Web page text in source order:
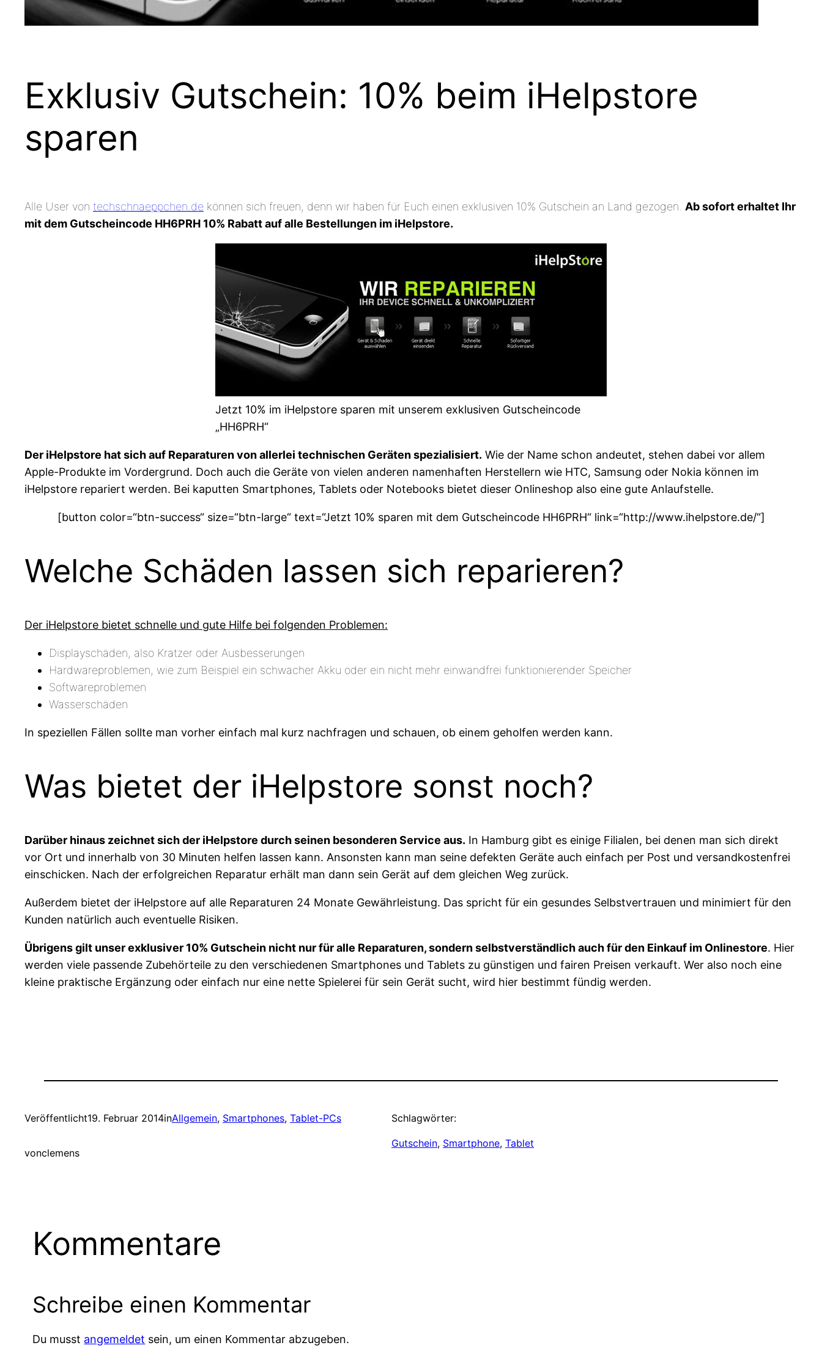
Exklusiv Gutschein: 10% beim iHelpstore
sparen
Alle User von techschnaeppchen.de können sich freuen, denn wir haben für Euch einen exklusiven 10% Gutschein an Land gezogen. Ab sofort erhaltet Ihr
mit dem Gutscheincode HH6PRH 10% Rabatt auf alle Bestellungen im iHelpstore.
Jetzt 10% im iHelpstore sparen mit unserem exklusiven Gutscheincode
„HH6PRH“
Der iHelpstore hat sich auf Reparaturen von allerlei technischen Geräten spezialisiert. Wie der Name schon andeutet, stehen dabei vor allem
Apple-Produkte im Vordergrund. Doch auch die Geräte von vielen anderen namenhaften Herstellern wie HTC, Samsung oder Nokia können im
iHelpstore repariert werden. Bei kaputten Smartphones, Tablets oder Notebooks bietet dieser Onlineshop also eine gute Anlaufstelle.
[button color=“btn-success“ size=“btn-large“ text=“Jetzt 10% sparen mit dem Gutscheincode HH6PRH“ link=“http://www.ihelpstore.de/“]
Welche Schäden lassen sich reparieren?
Der iHelpstore bietet schnelle und gute Hilfe bei folgenden Problemen:
Displayschäden, also Kratzer oder Ausbesserungen
Hardwareproblemen, wie zum Beispiel ein schwacher Akku oder ein nicht mehr einwandfrei funktionierender Speicher
Softwareproblemen
Wasserschäden
In speziellen Fällen sollte man vorher einfach mal kurz nachfragen und schauen, ob einem geholfen werden kann.
Was bietet der iHelpstore sonst noch?
Darüber hinaus zeichnet sich der iHelpstore durch seinen besonderen Service aus. In Hamburg gibt es einige Filialen, bei denen man sich direkt
vor Ort und innerhalb von 30 Minuten helfen lassen kann. Ansonsten kann man seine defekten Geräte auch einfach per Post und versandkostenfrei
einschicken. Nach der erfolgreichen Reparatur erhält man dann sein Gerät auf dem gleichen Weg zurück.
Außerdem bietet der iHelpstore auf alle Reparaturen 24 Monate Gewährleistung. Das spricht für ein gesundes Selbstvertrauen und minimiert für den
Kunden natürlich auch eventuelle Risiken.
Übrigens gilt unser exklusiver 10% Gutschein nicht nur für alle Reparaturen, sondern selbstverständlich auch für den Einkauf im Onlinestore. Hier
werden viele passende Zubehörteile zu den verschiedenen Smartphones und Tablets zu günstigen und fairen Preisen verkauft. Wer also noch eine
kleine praktische Ergänzung oder einfach nur eine nette Spielerei für sein Gerät sucht, wird hier bestimmt fündig werden.
Veröffentlicht19. Februar 2014inAllgemein, Smartphones, Tablet-PCs
vonclemens
Schlagwörter:
Gutschein, Smartphone, Tablet
Kommentare
Schreibe einen Kommentar
Du musst angemeldet sein, um einen Kommentar abzugeben.